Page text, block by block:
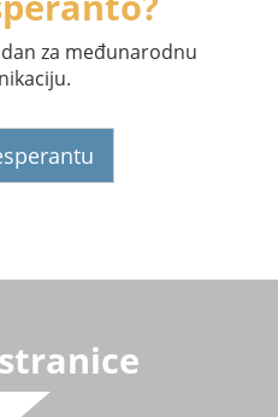
za međunarodnu